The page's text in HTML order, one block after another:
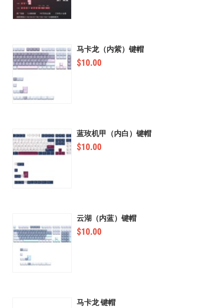
马卡龙（内紫）键帽
$10.00
蓝玫机甲（内白）键帽
$10.00
云湖（内蓝）键帽
$10.00
马卡龙 键帽